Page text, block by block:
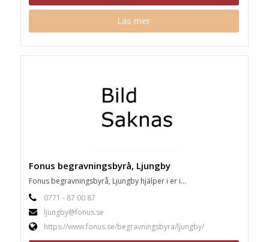
Läs mer
Fonus begravningsbyrå, Ljungby
Fonus begravningsbyrå, Ljungby hjälper i er i...
0771 - 87 00 87
ljungby@fonus.se
https://www.fonus.se/begravningsbyra/ljungby/